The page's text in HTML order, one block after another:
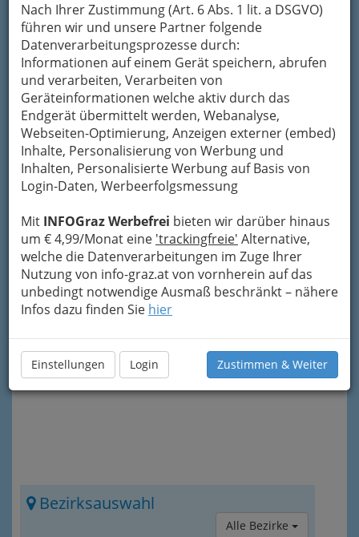
Nach Ihrer Zustimmung (Art. 6 Abs. 1 lit. a DSGVO)
führen wir und unsere Partner folgende
Datenverarbeitungsprozesse durch:
Informationen auf einem Gerät speichern, abrufen
und verarbeiten, Verarbeiten von
Geräteinformationen welche aktiv durch das
Endgerät übermittelt werden, Webanalyse,
Webseiten-Optimierung, Anzeigen externer (embed)
Inhalte, Personalisierung von Werbung und
Inhalten, Personalisierte Werbung auf Basis von
Login-Daten, Werbeerfolgsmessung
Mit INFOGraz Werbefrei bieten wir darüber hinaus
um € 4,99/Monat eine 'trackingfreie' Alternative,
welche die Datenverarbeitungen im Zuge Ihrer
Nutzung von info-graz.at von vornherein auf das
unbedingt notwendige Ausmaß beschränkt – nähere
Infos dazu finden Sie hier
Einstellungen Login Zustimmen & Weiter
Japanische Küche, nicht nur Sushi, ist in Graz und
Umgebung beliebt und sehr bekömmlich
..werden gerne als zusätzliche Gründe für die
auffallendhohe Lebenserwartung der
japanischen Bevölkerungzugeschrieben. Viel
Fisch und verschiedene Meeresfrüchte, Geflügel,
Fleisch vom Kobe oder Matsuzaka-Rindaber
auch knackiges Gemüse, Algenblätter und
Seetang bringen Abwechslung in die japanische
Küche!
Nach den einzelnen Einträgen aus der
steirischen Landeshauptstadt und deren
Umgebung gibt es noch mehr Informationen
zum Thema. Diese können Sie auch direkt über
Bezirksauswahl
Alle Bezirke